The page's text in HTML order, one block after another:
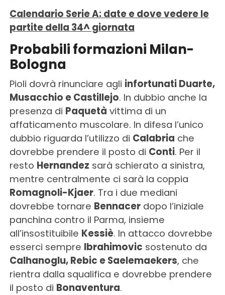
Calendario Serie A: date e dove vedere le
partite della 34^ giornata
Probabili formazioni Milan-
Bologna
Pioli dovrà rinunciare agli infortunati Duarte,
Musacchio e Castillejo. In dubbio anche la
presenza di Paquetà vittima di un
affaticamento muscolare. In difesa l’unico
dubbio riguarda l’utilizzo di Calabria che
dovrebbe prendere il posto di Conti. Per il
resto Hernandez sarà schierato a sinistra,
mentre centralmente ci sarà la coppia
Romagnoli-Kjaer. Tra i due mediani
dovrebbe tornare Bennacerdopo l’iniziale
panchina contro il Parma, insieme
all’insostituibile Kessiè. In attacco dovrebbe
esserci sempre Ibrahimovic sostenuto da
Calhanoglu, Rebic e Saelemaekers, che
rientra dalla squalifica e dovrebbe prendere
il posto di Bonaventura.